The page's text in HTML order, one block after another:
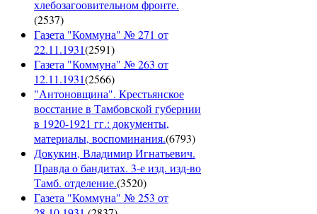
хлебозагоовительном фронте.
(2537)
Газета "Коммуна" № 271 от
22.11.1931(2591)
Газета "Коммуна" № 263 от
12.11.1931(2566)
"Антоновщина". Крестьянское
восстание в Тамбовской губернии
в 1920-1921 гг.: документы,
материалы, воспоминания.(6793)
Докукин, Владимир Игнатьевич.
Правда о бандитах. 3-е изд. изд-во
Тамб. отделение.(3520)
Газета "Коммуна" № 253 от